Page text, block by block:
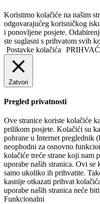
Koristimo kolačiće na našim
odgovarajućeg korisničkog
i ponovljene posjete.
ste suglasni s prihvatom svih
Postavke kolačića
Zatvori
Pregled privatnosti
Ove stranice koriste kolačiće
prilikom posjete. Kolačići su
pohrane u Internet preglednik
neophodni za osnovno
kolačiće treće strane koji nam
uporabe naših stranica. Ovi
samo ukoliko ih prihvatite.
kasnije otkazati prihvat
uporabe naših stranica neće
Funkcionalni